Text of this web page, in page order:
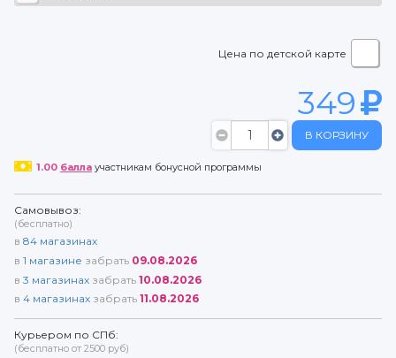
Цена по детской карте
349
В КОРЗИНУ
1.00 баллаучастникам бонусной программы
Самовывоз:
(бесплатно)
в 84 магазинах
в 1 магазине забрать 09.08.2026
в 3 магазинах забрать 10.08.2026
в 4 магазинах забрать 11.08.2026
Курьером по СПб:
(бесплатно от 2500 руб)